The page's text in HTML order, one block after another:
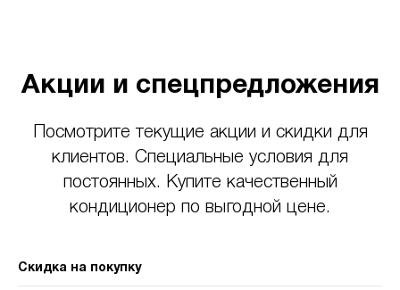
Акции и спецпредложения
Посмотрите текущие акции и скидки для
клиентов. Специальные условия для
постоянных. Купите качественный
кондиционер по выгодной цене.
Скидка на покупку